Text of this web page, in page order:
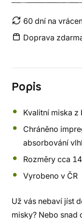
60 dní na
Doprava
Popis
Kvalitní miska
Chráněno
absorbování
Rozměry cca
Vyrobeno v ČR
Už vás nebaví jíst
misky? Nebo snad